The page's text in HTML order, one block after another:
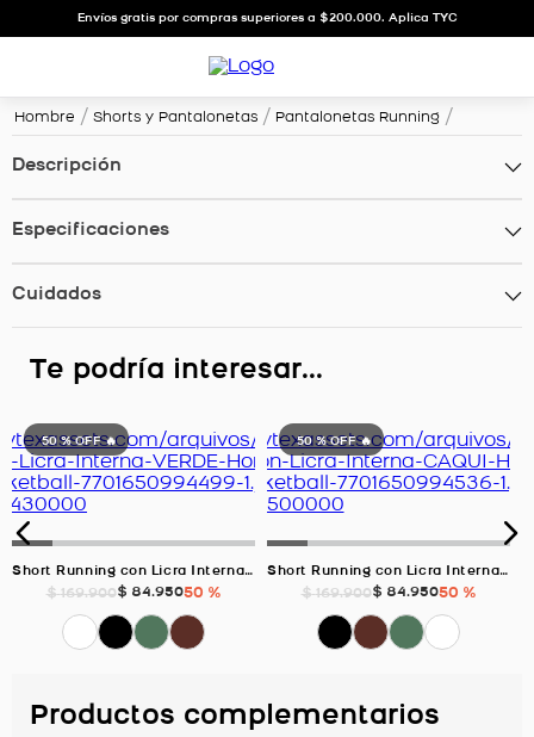
Envíos gratis por compras superiores a $200.000. Aplica TYC
Hombre Shorts y Pantalonetas Pantalonetas Running
Descripción
Especificaciones
Cuidados
Te podría interesar...
50 % OFF 🔥
Short Running con Licra Interna, Color VERDE Para Hombre
$ 169.900$ 84.95050 %
50 % OFF 🔥
Short Running con Licra Interna, Color CAQUI Para Hombre
$ 169.900$ 84.95050 %
Productos complementarios